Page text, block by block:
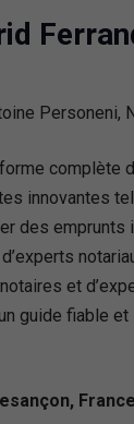
complète
innovantes
des
et
guide fiable
France